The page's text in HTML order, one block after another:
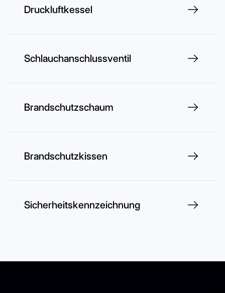
Druckluftkessel
Schlauchanschlussventil
Brandschutzschaum
Brandschutzkissen
Sicherheitskennzeichnung